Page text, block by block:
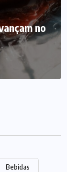
no
no
Bebidas